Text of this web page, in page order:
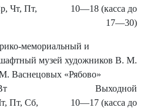
Чт, Пт,
10—18 (касса до
17—30)
мемориальный и
музей художников В. М.
Васнецовых «Рябово»
Пт, Сб,
Выходной
10—17 (касса до